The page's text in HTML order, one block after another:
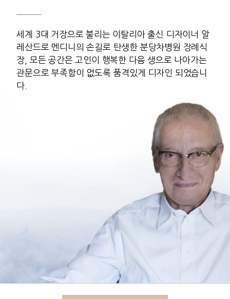
세계 3대 거장으로 불리는 이탈리아 출신 디자이너 알
레산드로 멘디니의 손길로 탄생한 분당차병원 장례식
장, 모든 공간은 고인이 행복한 다음 생으로 나아가는
관문으로 부족함이 없도록 품격있게 디자인 되었습니
다.